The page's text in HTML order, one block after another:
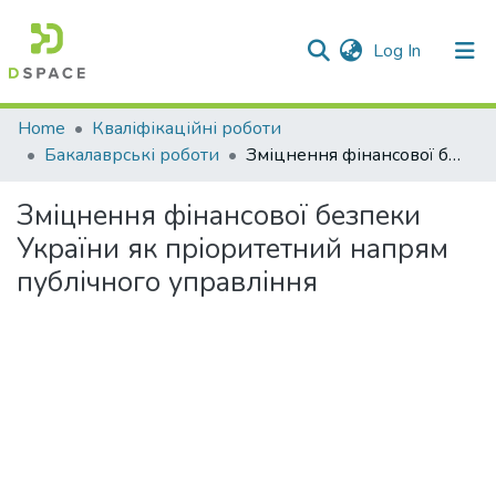
Log In (current)
Communities & Collections
All of DSpace
Statistics
Home
Кваліфікаційні роботи
Бакалаврські роботи
Зміцнення фінансової безпеки України як пріоритетний напрям публічного управління
Зміцнення фінансової безпеки
України як пріоритетний напрям
публічного управління